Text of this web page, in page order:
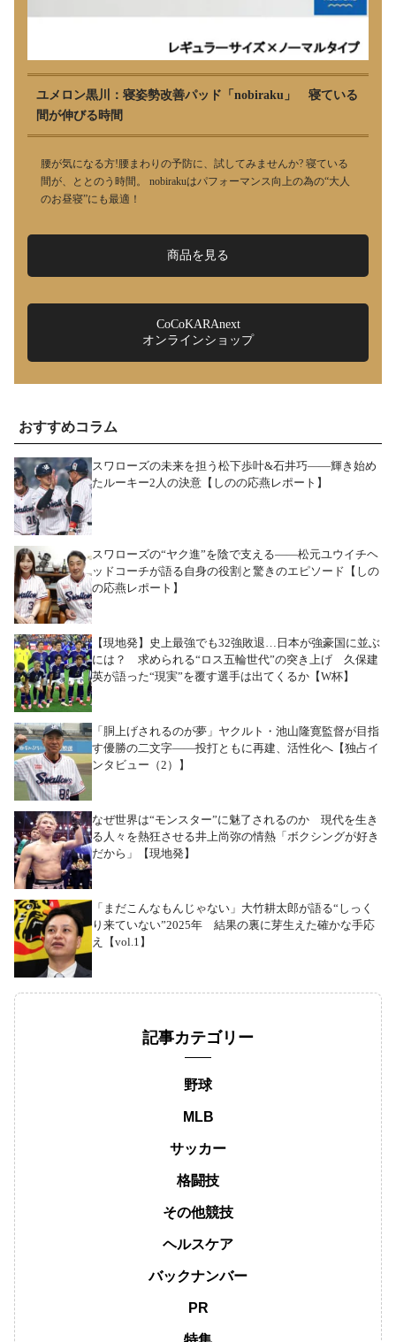
ユメロン黒川：寝姿勢改善パッド「nobiraku」 寝ている
間が伸びる時間
腰が気になる方!腰まわりの予防に、試してみませんか? 寝ている
間が、ととのう時間。 nobirakuはパフォーマンス向上の為の“大人
のお昼寝”にも最適！
商品を見る
CoCoKARAnext
オンラインショップ
おすすめコラム
スワローズの未来を担う松下歩叶&石井巧――輝き始め
たルーキー2人の決意【しのの応燕レポート】
スワローズの“ヤク進”を陰で支える――松元ユウイチヘ
ッドコーチが語る自身の役割と驚きのエピソード【しの
の応燕レポート】
【現地発】史上最強でも32強敗退…日本が強豪国に並ぶ
には？ 求められる“ロス五輪世代”の突き上げ 久保建
英が語った“現実”を覆す選手は出てくるか【W杯】
「胴上げされるのが夢」ヤクルト・池山隆寛監督が目指
す優勝の二文字――投打ともに再建、活性化へ【独占イ
ンタビュー（2）】
なぜ世界は“モンスター”に魅了されるのか 現代を生き
る人々を熱狂させる井上尚弥の情熱「ボクシングが好き
だから」【現地発】
「まだこんなもんじゃない」大竹耕太郎が語る“しっく
り来ていない”2025年 結果の裏に芽生えた確かな手応
え【vol.1】
記事カテゴリー
野球
MLB
サッカー
格闘技
その他競技
ヘルスケア
バックナンバー
PR